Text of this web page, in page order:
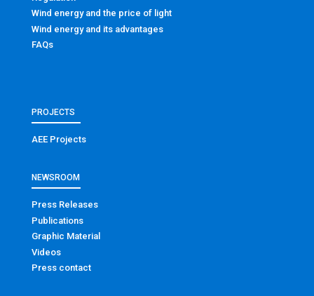
Wind energy and the price of light
Wind energy and its advantages
FAQs
PROJECTS
AEE Projects
NEWSROOM
Press Releases
Publications
Graphic Material
Videos
Press contact